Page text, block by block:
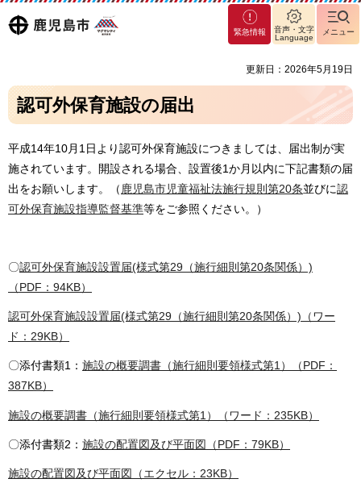
鹿児島
マグ
マシ
島市
緊急情報
音声・文字
Language
メニュー
更新日：2026年5月19日
認可外保育施設の届出
平成14年10月1日より認可外保育施設につきましては、届出制が実
施されています。開設される場合、設置後1か月以内に下記書類の届
出をお願いします。（ 鹿児島市児童福祉法施行規則第20条並びに認
可外保育施設指導監督基準等をご参照ください。）
〇認可外保育施設設置届(様式第29（施行細則第20条関係）)
（PDF：94KB）
認可外保育施設設置届(様式第29（施行細則第20条関係）)（ワー
ド：29KB）
〇添付書類1： 施設の概要調書（施行細則要領様式第1）（PDF：
387KB）
施設の概要調書（施行細則要領様式第1）（ワード：235KB）
〇添付書類2： 施設の配置図及び平面図（PDF：79KB）
施設の配置図及び平面図（エクセル：23KB）